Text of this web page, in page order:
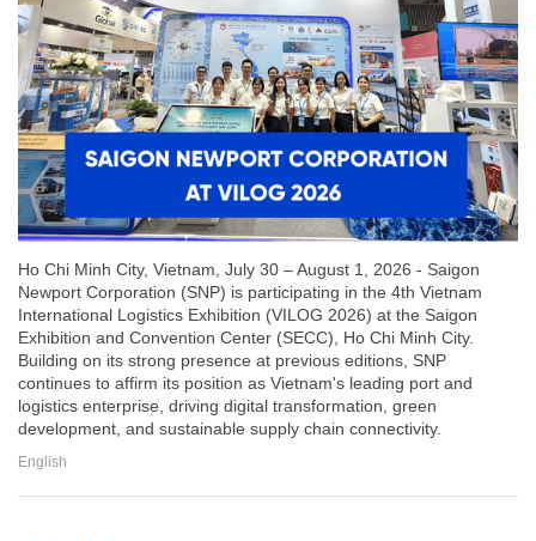
Ho Chi Minh City, Vietnam, July 30 – August 1, 2026 - Saigon
Newport Corporation (SNP) is participating in the 4th Vietnam
International Logistics Exhibition (VILOG 2026) at the Saigon
Exhibition and Convention Center (SECC), Ho Chi Minh City.
Building on its strong presence at previous editions, SNP
continues to affirm its position as Vietnam's leading port and
logistics enterprise, driving digital transformation, green
development, and sustainable supply chain connectivity.
English